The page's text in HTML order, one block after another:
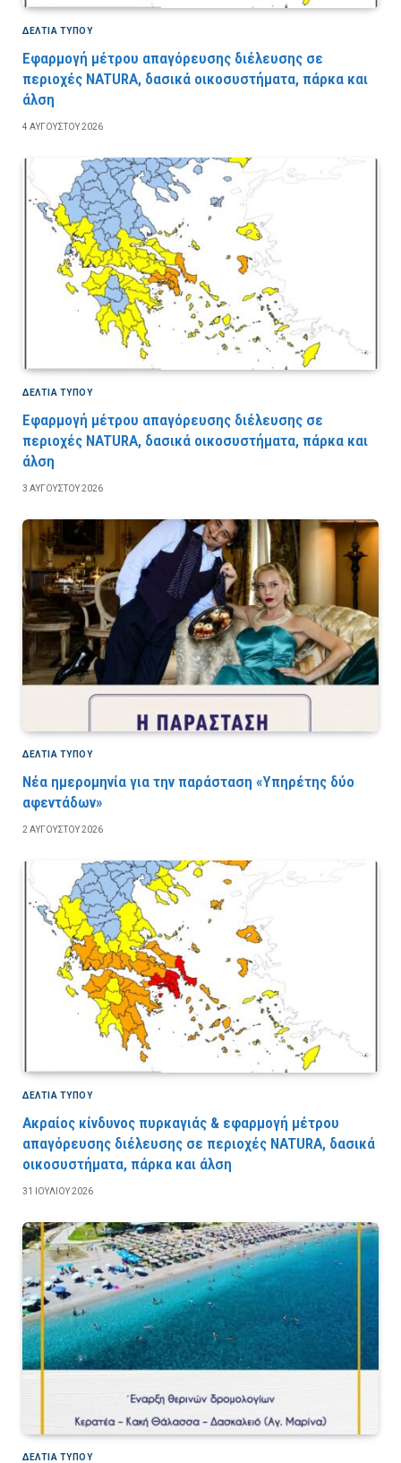
ΔΕΛΤΙΑ ΤΥΠΟΥ
Εφαρμογή μέτρου απαγόρευσης διέλευσης σε
περιοχές NATURA, δασικά οικοσυστήματα, πάρκα και
άλση
4 ΑΥΓΟΎΣΤΟΥ 2026
ΔΕΛΤΙΑ ΤΥΠΟΥ
Εφαρμογή μέτρου απαγόρευσης διέλευσης σε
περιοχές NATURA, δασικά οικοσυστήματα, πάρκα και
άλση
3 ΑΥΓΟΎΣΤΟΥ 2026
ΔΕΛΤΙΑ ΤΥΠΟΥ
Νέα ημερομηνία για την παράσταση «Υπηρέτης δύο
αφεντάδων»
2 ΑΥΓΟΎΣΤΟΥ 2026
ΔΕΛΤΙΑ ΤΥΠΟΥ
Ακραίος κίνδυνος πυρκαγιάς & εφαρμογή μέτρου
απαγόρευσης διέλευσης σε περιοχές NATURA, δασικά
οικοσυστήματα, πάρκα και άλση
31 ΙΟΥΛΊΟΥ 2026
ΔΕΛΤΙΑ ΤΥΠΟΥ